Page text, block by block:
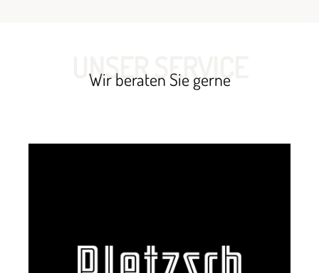
UNSER SERVICE
Wir beraten Sie gerne